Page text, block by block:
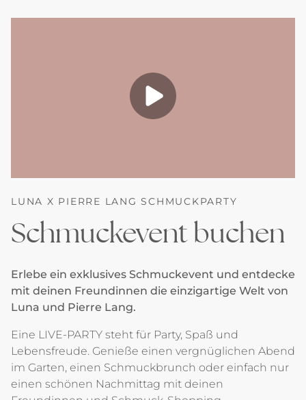
LUNA X PIERRE LANG SCHMUCKPARTY
Schmuckevent buchen
Erlebe ein exklusives Schmuckevent und entdecke
mit deinen Freundinnen die einzigartige Welt von
Luna und Pierre Lang.
Eine LIVE-PARTY steht für Party, Spaß und
Lebensfreude. Genieße einen vergnüglichen Abend
im Garten, einen Schmuckbrunch oder einfach nur
einen schönen Nachmittag mit deinen